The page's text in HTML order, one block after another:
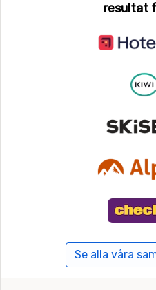
resultat
Se alla våra